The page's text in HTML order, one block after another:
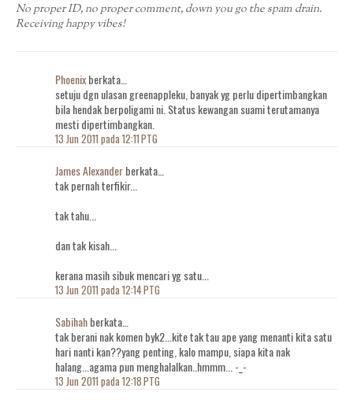
No proper ID, no proper comment, down you go the spam drain.
Receiving happy vibes!
Phoenixberkata…
setuju dgn ulasan greenappleku, banyak yg perlu dipertimbangkan
bila hendak berpoligami ni. Status kewangan suami terutamanya
mesti dipertimbangkan.
13 Jun 2011 pada 12:11 PTG
James Alexanderberkata…
tak pernah terfikir...
tak tahu...
dan tak kisah...
kerana masih sibuk mencari yg satu...
13 Jun 2011 pada 12:14 PTG
Sabihahberkata…
tak berani nak komen byk2...kite tak tau ape yang menanti kita satu
hari nanti kan??yang penting, kalo mampu, siapa kita nak
halang...agama pun menghalalkan..hmmm... -_-
13 Jun 2011 pada 12:18 PTG